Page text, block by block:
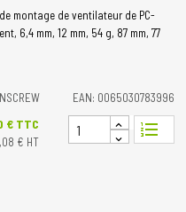
montage de ventilateur de PC-
6,4 mm, 12 mm, 54 g, 87 mm, 77
EAN: 0065030783996
€ TTC
€ HT
format_list_numbered